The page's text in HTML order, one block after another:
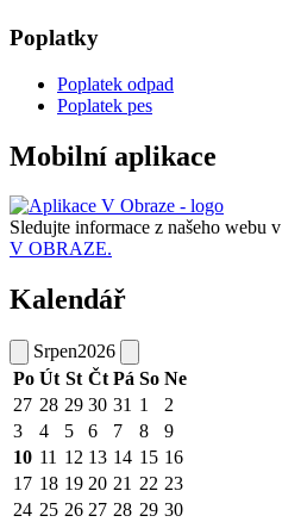
Poplatky
Poplatek odpad
Poplatek pes
Mobilní aplikace
Sledujte informace z našeho webu v
V OBRAZE.
Kalendář
Srpen2026
Po Út St Čt Pá So Ne
27 28 29 30 31 1
2
3
4 5 6 7 8
9
10 11 12 13 14 15 16
17 18 19 20 21 22 23
24 25 26 27 28 29 30